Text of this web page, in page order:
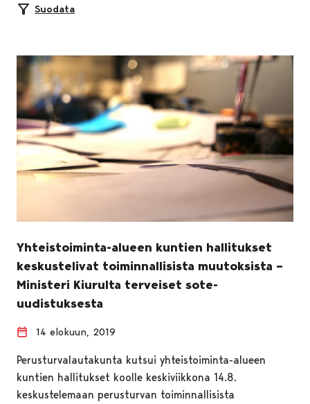
Suodata
Yhteistoiminta-alueen kuntien hallitukset
keskustelivat toiminnallisista muutoksista –
Ministeri Kiurulta terveiset sote-
uudistuksesta
14 elokuun, 2019
Perusturvalautakunta kutsui yhteistoiminta-alueen
kuntien hallitukset koolle keskiviikkona 14.8.
keskustelemaan perusturvan toiminnallisista